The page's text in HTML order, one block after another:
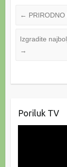
←
Izgradite
→
Poriluk TV